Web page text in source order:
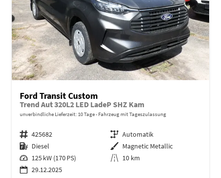
Ford Transit Custom
Trend Aut 320L2 LED LadeP SHZ Kam
unverbindliche Lieferzeit: 10 Tage Fahrzeug mit Tageszulassung
Fahrzeugnr. 425682 Getriebe Automatik
Kraftstoff Diesel Außenfarbe Magnetic Metallic
Leistung 125 kW (170 PS) Kilometerstand 10 km
29.12.2025